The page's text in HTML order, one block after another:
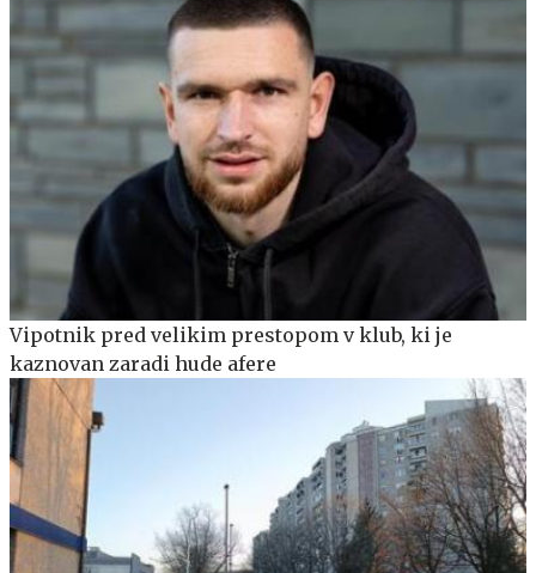
Vipotnik pred velikim prestopom v klub, ki je
kaznovan zaradi hude afere